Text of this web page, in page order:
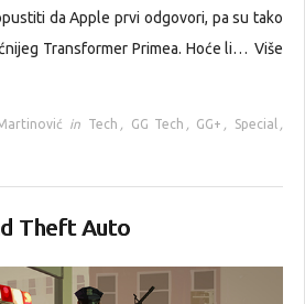
da Apple prvi odgovori, pa su tako
Transformer Primea. Hoće li… Više
in Tech , GG Tech , GG+ , Special ,
Theft Auto